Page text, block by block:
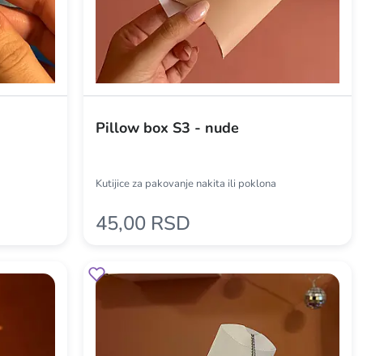
Pillow box S3 - nude
Kutijice za pakovanje nakita ili poklona
45,00 RSD